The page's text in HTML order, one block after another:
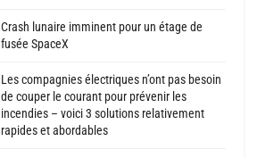
Crash lunaire imminent pour un étage de
fusée SpaceX
Les compagnies électriques n’ont pas besoin
de couper le courant pour prévenir les
incendies – voici 3 solutions relativement
rapides et abordables